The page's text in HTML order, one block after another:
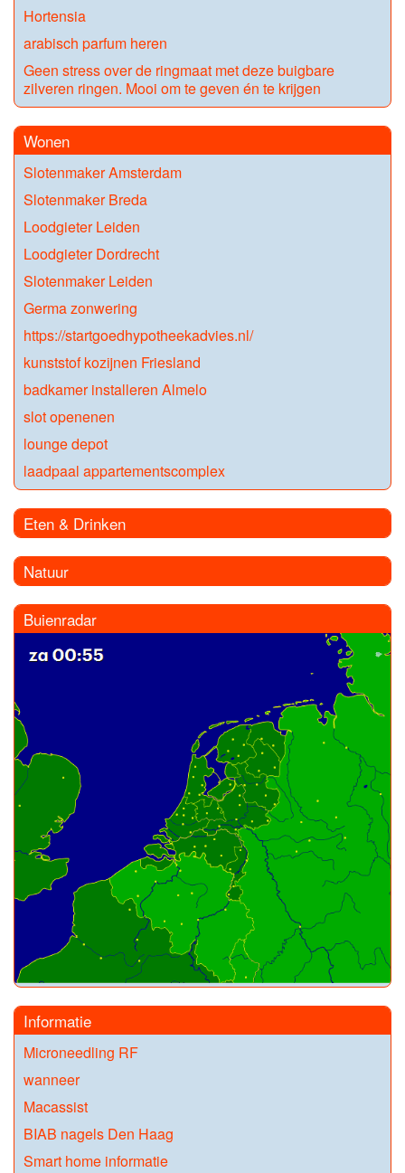
Hortensia
arabisch parfum heren
Geen stress over de ringmaat met deze buigbare
zilveren ringen. Mooi om te geven én te krijgen
Wonen
Slotenmaker Amsterdam
Slotenmaker Breda
Loodgieter Leiden
Loodgieter Dordrecht
Slotenmaker Leiden
Germa zonwering
https://startgoedhypotheekadvies.nl/
kunststof kozijnen Friesland
badkamer installeren Almelo
slot openenen
lounge depot
laadpaal appartementscomplex
Eten & Drinken
Natuur
Buienradar
Informatie
Microneedling RF
wanneer
Macassist
BIAB nagels Den Haag
Smart home informatie